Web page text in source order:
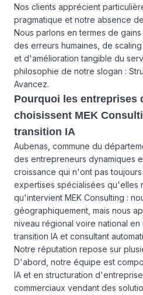
Nos clients apprécient
pragmatique et notre absence
Nous parlons en termes de
des erreurs humaines, de
et d'amélioration tangible du
philosophie de notre slogan :
Avancez.
Pourquoi les entreprises
choisissent MEK
transition IA
Aubenas, commune du
des entrepreneurs dynamiques
croissance qui n'ont pas
expertises spécialisées qu'elles
qu'intervient MEK Consulting :
géographiquement, mais nous
niveau régional voire national
transition IA et consultant
Notre réputation repose sur
D'abord, notre équipe est
IA et en structuration
commerciaux vendant des